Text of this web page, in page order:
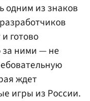
одним из знаков
готово
за ними — не
ждет
игры из России.